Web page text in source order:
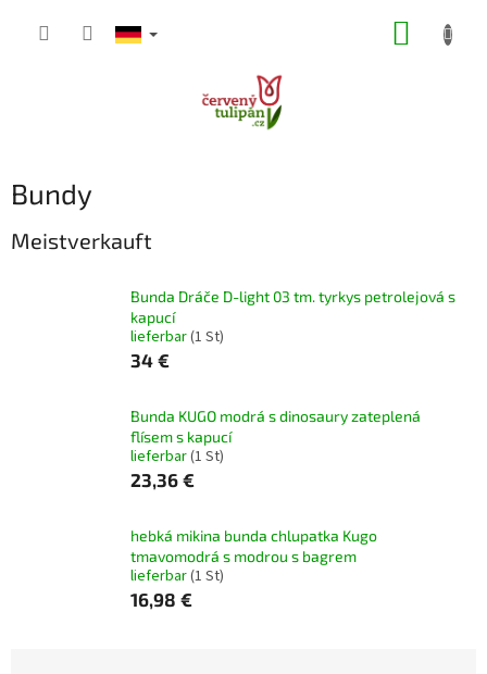
Bundy
Meistverkauft
Bunda Dráče D-light 03 tm. tyrkys petrolejová s
kapucí
lieferbar(1 St)
34 €
Bunda KUGO modrá s dinosaury zateplená
flísem s kapucí
lieferbar(1 St)
23,36 €
hebká mikina bunda chlupatka Kugo
tmavomodrá s modrou s bagrem
lieferbar(1 St)
16,98 €